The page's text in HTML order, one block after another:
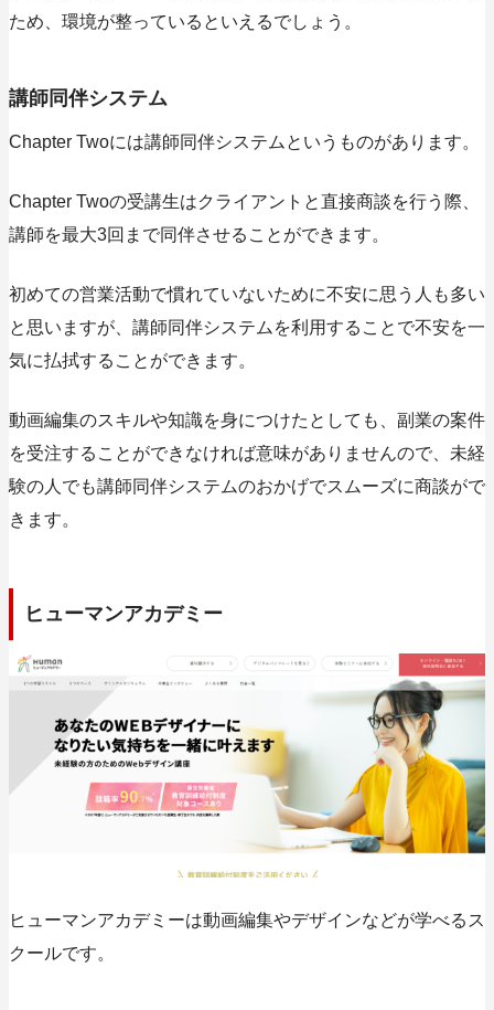
ため、環境が整っているといえるでしょう。
講師同伴システム
Chapter Twoには講師同伴システムというものがあります。
Chapter Twoの受講生はクライアントと直接商談を行う際、
講師を最大3回まで同伴させることができます。
初めての営業活動で慣れていないために不安に思う人も多い
と思いますが、講師同伴システムを利用することで不安を一
気に払拭することができます。
動画編集のスキルや知識を身につけたとしても、副業の案件
を受注することができなければ意味がありませんので、未経
験の人でも講師同伴システムのおかげでスムーズに商談がで
きます。
ヒューマンアカデミー
ヒューマンアカデミーは動画編集やデザインなどが学べるス
クールです。